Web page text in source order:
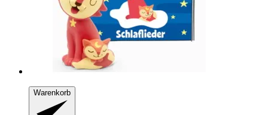
Warenkorb